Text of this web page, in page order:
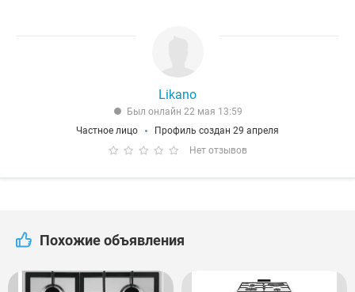
Likano
Был онлайн 22 мая 13:59
Частное лицо
Профиль создан 29 апреля
Нет отзывов
Похожие объявления